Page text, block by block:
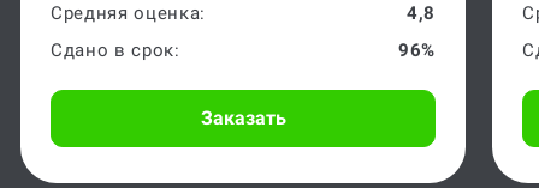
Средняя оценка:
4,8
Сдано в срок:
96%
Заказать